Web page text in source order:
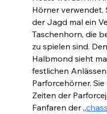
Hörner verwendet.
der Jagd mal ein
Taschenhorn, die
zu spielen sind.
Halbmond sieht
festlichen
Parforcehörner.
Zeiten der
Fanfaren der „